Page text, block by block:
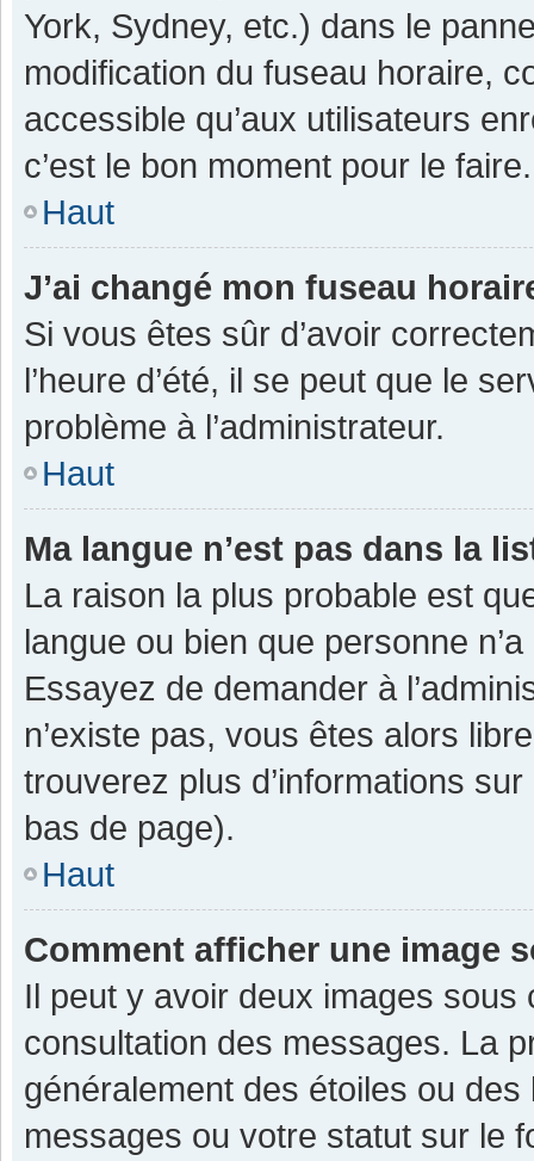
York, Sydney, etc.) dans le
modification du fuseau horaire,
accessible qu’aux utilisateurs
c’est le bon moment pour le faire.
Haut
J’ai changé mon fuseau
Si vous êtes sûr d’avoir
l’heure d’été, il se peut que le
problème à l’administrateur.
Haut
Ma langue n’est pas dans la
La raison la plus probable est
langue ou bien que personne
Essayez de demander à
n’existe pas, vous êtes alors
trouverez plus d’informations
bas de page).
Haut
Comment afficher une image
Il peut y avoir deux images sous
consultation des messages. La
généralement des étoiles ou
messages ou votre statut sur le